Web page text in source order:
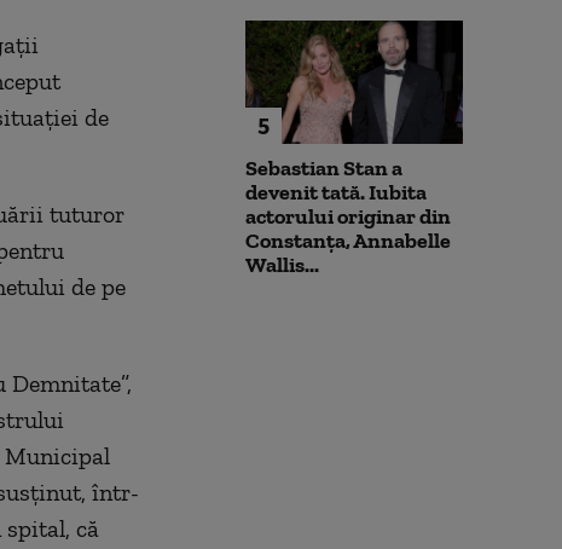
de
tuturor
de pe
Municipal
într-
spital, că
5
Sebastian Stan a
devenit tată. Iubita
actorului originar din
Constanța, Annabelle
Wallis...